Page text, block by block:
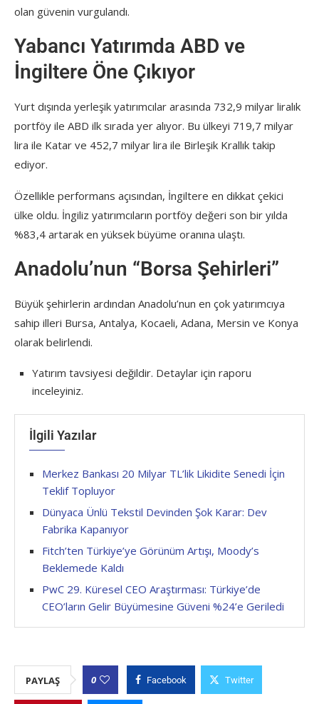
olan güvenin vurgulandı.
Yabancı Yatırımda ABD ve
İngiltere Öne Çıkıyor
Yurt dışında yerleşik yatırımcılar arasında 732,9 milyar liralık
portföy ile ABD ilk sırada yer alıyor. Bu ülkeyi 719,7 milyar
lira ile Katar ve 452,7 milyar lira ile Birleşik Krallık takip
ediyor.
Özellikle performans açısından, İngiltere en dikkat çekici
ülke oldu. İngiliz yatırımcıların portföy değeri son bir yılda
%83,4 artarak en yüksek büyüme oranına ulaştı.
Anadolu’nun “Borsa Şehirleri”
Büyük şehirlerin ardından Anadolu’nun en çok yatırımcıya
sahip illeri Bursa, Antalya, Kocaeli, Adana, Mersin ve Konya
olarak belirlendi.
Yatırım tavsiyesi değildir. Detaylar için raporu
inceleyiniz.
İlgili Yazılar
Merkez Bankası 20 Milyar TL’lik Likidite Senedi İçin
Teklif Topluyor
Dünyaca Ünlü Tekstil Devinden Şok Karar: Dev
Fabrika Kapanıyor
Fitch’ten Türkiye’ye Görünüm Artışı, Moody’s
Beklemede Kaldı
PwC 29. Küresel CEO Araştırması: Türkiye’de
CEO’ların Gelir Büyümesine Güveni %24’e Geriledi
PAYLAŞ 0 Facebook Twitter